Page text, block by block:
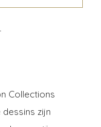
Collections
zijn